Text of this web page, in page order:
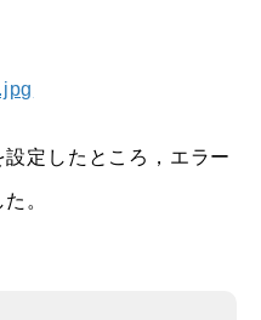
定したところ，エラー
。